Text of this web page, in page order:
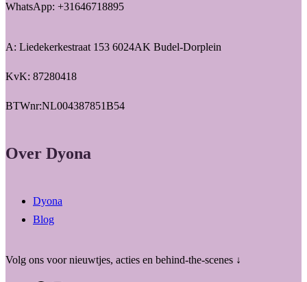
WhatsApp: +31646718895
A: Liedekerkestraat 153 6024AK Budel-Dorplein
KvK: 87280418
BTWnr:NL004387851B54
Over Dyona
Dyona
Blog
Volg ons voor nieuwtjes, acties en behind-the-scenes ↓